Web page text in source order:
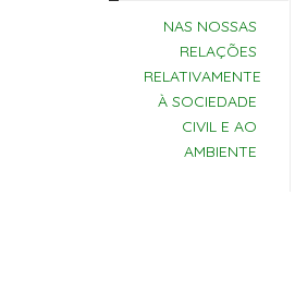
NAS NOSSAS
RELAÇÕES
RELATIVAMENTE
À SOCIEDADE
CIVIL E AO
AMBIENTE